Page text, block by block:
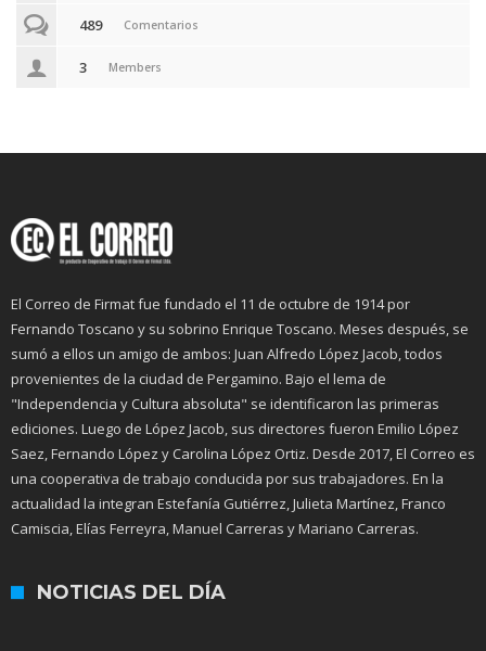
489 Comentarios
3 Members
El Correo de Firmat fue fundado el 11 de octubre de 1914 por
Fernando Toscano y su sobrino Enrique Toscano. Meses después, se
sumó a ellos un amigo de ambos: Juan Alfredo López Jacob, todos
provenientes de la ciudad de Pergamino. Bajo el lema de
"Independencia y Cultura absoluta" se identificaron las primeras
ediciones. Luego de López Jacob, sus directores fueron Emilio López
Saez, Fernando López y Carolina López Ortiz. Desde 2017, El Correo es
una cooperativa de trabajo conducida por sus trabajadores. En la
actualidad la integran Estefanía Gutiérrez, Julieta Martínez, Franco
Camiscia, Elías Ferreyra, Manuel Carreras y Mariano Carreras.
NOTICIAS DEL DÍA